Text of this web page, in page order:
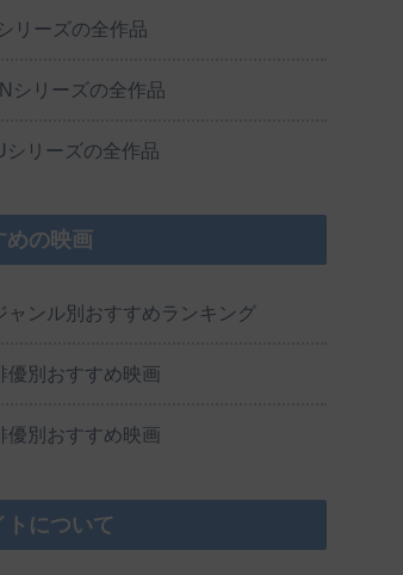
リーズの全作品
シリーズの全作品
シリーズの全作品
めの映画
ャンル別おすすめランキング
優別おすすめ映画
優別おすすめ映画
トについて